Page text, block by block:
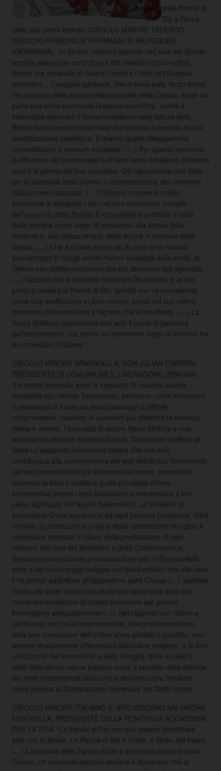
sulla Parola di
Dio a Roma,
nelle sue ultime battute: CIRCOLO MINORE TEDESCO:
VESCOVO FRIEDHELM HOFMANN, DI WÜRZBURG
(GERMANIA). “In alcune relazioni esposte nell’aula del Sinodo
sembra esserci un certo timore del metodo storico-critico,
timore che minaccia di ridurre i meriti e i frutti dell’Esegesi
scientifica…
L’esegesi spirituale, che si basa sulla ‘lectio divina’
nel contesto della liturgia nella comunità della Chiesa, esige da
parte sua come premessa l’esegesi scientifica. Inoltre è
essenziale separare il fondamentalismo nella lettura della
Bibbia dalle correnti moderniste che corrono il pericolo di una
demitizzazione ideologica. Entrambi questi atteggiamenti
contraddicono il ‘sensum ecclesiae’. (…) Per quanto concerne
la diffusione dei pentecostali e di altre sette dobbiamo chiederci
qual è la genesi del loro successo. Ciò rappresenta una sfida
per la pastorale della Chiesa in considerazione dei cosiddetti
‘catecumeni battezzati’. (…) Occorre formare in modo
autorevole e adeguato i laici nel loro importante compito
dell’annuncio della Parola. È importante soprattutto il ruolo
della famiglia come luogo di iniziazione alla lettura della
Scrittura e, allo stesso tempo, della lettura in comune della
stessa. (…) Ci si è chiesti inoltre se, in seno a un mondo
secolarizzato in cui gli uomini hanno nostalgia della verità, la
Chiesa non debba avvicinarsi con più decisione agli agnostici.
(…) Quando non è possibile celebrare l’Eucaristia, e al suo
posto si celebra la Parola di Dio, questa non va considerata
come una sostituzione in tono minore, bensì nel suo valore
intrinseco di incontro con il Signore che si manifesta. (…) La
Sacra Scrittura rappresenta non solo il punto di partenza
dell’ecumenismo, ma anche un importante luogo di incontro fra
le confessioni cristiane”.
CIRCOLO MINORE SPAGNOLO A: DON JULIÁN CARRÓN,
PRESIDENTE DI COMUNIONE E LIBERAZIONE (SPAGNA).
“Le nostre proposte sono le seguenti. Si osserva scarsa
familiarità con l’Antico Testamento, perfino un certo imbarazzo
e resistenza di fronte ad alcuni passaggi di difficile
comprensione, essendo le questioni più dibattute la violenza
divina e umana, l’amoralità di alcune figure bibliche e una
teologia insufficiente rispetto all’aldilà. Si propone di offrire ai
fedeli un’adeguata formazione biblica che non solo
contribuisca alla comprensione dei testi dell’Antico Testamento
nel suo contesto storico e letterario ma anche, soprattutto,
favorisca la lettura cristiana quale principale chiave
ermeneutica poiché i testi acquistano e manifestano il loro
pieno significato nel Nuovo Testamento. La missione di
annunciare Cristo appartiene ad ogni persona battezzata. Oltre
l’omelia, la predicazione propria della celebrazione liturgica, è
necessario ricordare il valore della predicazione di ogni
cristiano alla luce del Battesimo e della Confermazione.
Sentiamo una profonda preoccupazione per l’influenza delle
sette e dei nuovi gruppi religiosi sui fedeli cattolici che alle volte
li ha portati addirittura all’abbandono della Chiesa (…) Sarebbe
molto utile poter avere uno studio più vasto sulle sette e le
nuove manifestazioni di questo fenomeno per poterlo
fronteggiare adeguatamente (…). Nei rapporto con l’Islam e
nel dialogo con i suoi rappresentanti, bisogna tenere conto
della loro concezione dell’ordine socio-politico e giuridico, non
sempre dovutamente differenziati dall’ordine religioso, e la loro
concezione del matrimonio e della famiglia, dove il ruolo e i
diritti delle donne non si trattano come è previsto nella dottrina
dei diritti fondamentali dell’uomo e dell’istituzione familiare
come precisa la Dichiarazione Universale dei Diritti Umani”.
CIRCOLO MINORE ITALIANO A: ARICVESCOVO SALVATORE
FISICHELLA, PRESIDENTE DELLA PONTIFICIA ACCADEMIA
PER LA VITA. “La Parola di Dio non può essere identificata
solo con la Bibbia. La Parola di Dio è Cristo, il Verbo del Padre.
(…) L’annuncio della Parola di Dio è il compito primario della
Chiesa. Un annuncio esplicito sempre e dovunque che si